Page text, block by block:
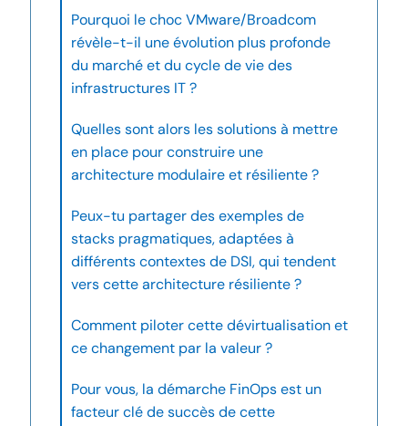
Pourquoi le choc VMware/Broadcom
révèle-t-il une évolution plus profonde
du marché et du cycle de vie des
infrastructures IT ?
Quelles sont alors les solutions à mettre
en place pour construire une
architecture modulaire et résiliente ?
Peux-tu partager des exemples de
stacks pragmatiques, adaptées à
différents contextes de DSI, qui tendent
vers cette architecture résiliente ?
Comment piloter cette dévirtualisation et
ce changement par la valeur ?
Pour vous, la démarche FinOps est un
facteur clé de succès de cette